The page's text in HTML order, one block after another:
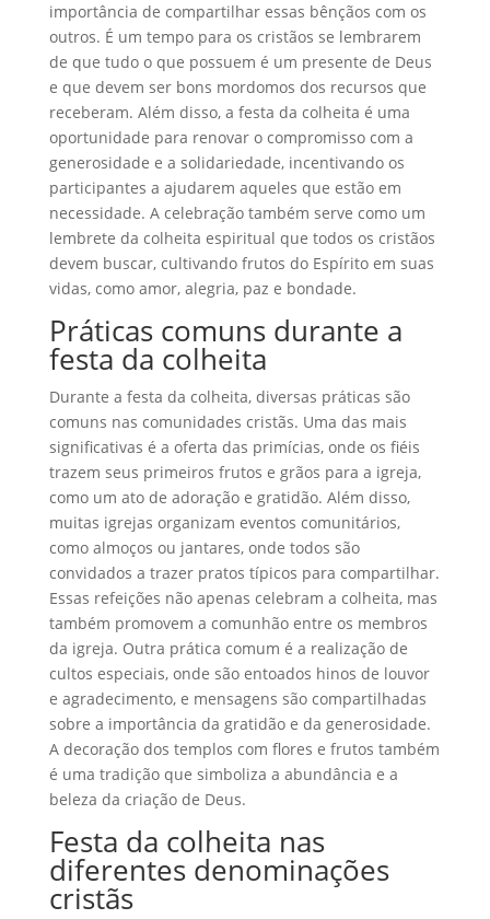
importância de compartilhar essas bênçãos com os
outros. É um tempo para os cristãos se lembrarem
de que tudo o que possuem é um presente de Deus
e que devem ser bons mordomos dos recursos que
receberam. Além disso, a festa da colheita é uma
oportunidade para renovar o compromisso com a
generosidade e a solidariedade, incentivando os
participantes a ajudarem aqueles que estão em
necessidade. A celebração também serve como um
lembrete da colheita espiritual que todos os cristãos
devem buscar, cultivando frutos do Espírito em suas
vidas, como amor, alegria, paz e bondade.
Práticas comuns durante a
festa da colheita
Durante a festa da colheita, diversas práticas são
comuns nas comunidades cristãs. Uma das mais
significativas é a oferta das primícias, onde os fiéis
trazem seus primeiros frutos e grãos para a igreja,
como um ato de adoração e gratidão. Além disso,
muitas igrejas organizam eventos comunitários,
como almoços ou jantares, onde todos são
convidados a trazer pratos típicos para compartilhar.
Essas refeições não apenas celebram a colheita, mas
também promovem a comunhão entre os membros
da igreja. Outra prática comum é a realização de
cultos especiais, onde são entoados hinos de louvor
e agradecimento, e mensagens são compartilhadas
sobre a importância da gratidão e da generosidade.
A decoração dos templos com flores e frutos também
é uma tradição que simboliza a abundância e a
beleza da criação de Deus.
Festa da colheita nas
diferentes denominações
cristãs